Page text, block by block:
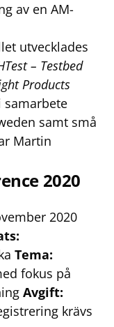
av en AM-
utvecklades
– Testbed
Products
samarbete
samt små
Martin
2020
2020
Tema:
fokus på
Avgift:
krävs